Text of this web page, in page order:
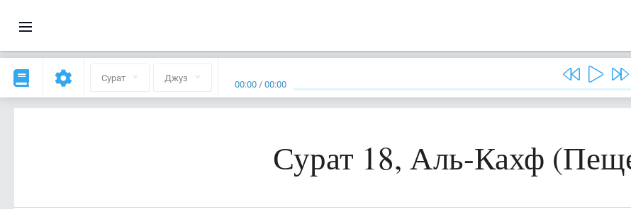
Сурат Джуз 00:00 /00:00
Сурат 18, Аль-Кахф